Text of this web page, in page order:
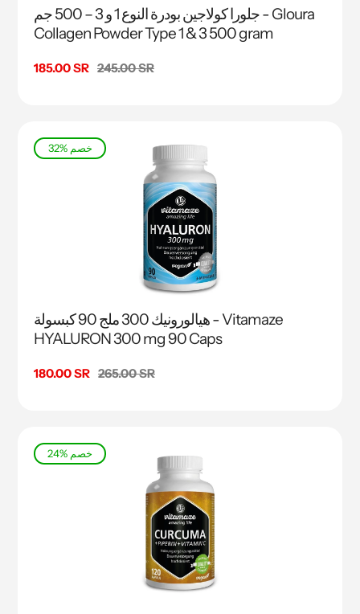
جلورا كولاجين بودرة النوع 1 و 3 – 500 جم - Gloura
Collagen Powder Type 1 & 3 500 gram
سعر
185.00 SR السعر
245.00 SR
32% خصم
هيالورونيك 300 ملج 90 كبسولة - Vitamaze
HYALURON 300 mg 90 Caps
سعر
180.00 SR السعر
265.00 SR
24% خصم